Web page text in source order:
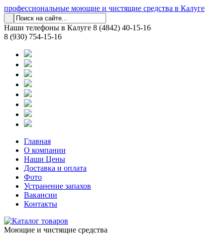
профессиональные моющие и чистящие средства в Калуге
Наши телефоны в Калуге 8 (4842) 40-15-16
8 (930) 754-15-16
Главная
О компании
Наши Цены
Доставка и оплата
Фото
Устранение запахов
Вакансии
Контакты
Моющие и чистящие средства